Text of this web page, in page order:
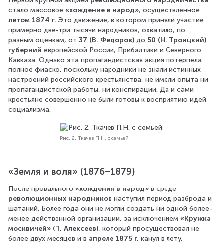
стало массовое «хождение в народ», осуществленное
летом 1874 г. Это движение, в котором приняли участие
примерно две-три тысячи народников, охватило, по
разным оценкам, от 37 (В. Федоров) до 50 (Н. Троицкий)
губерний европейской России, Прибалтики и Северного
Кавказа. Однако эта пропагандистская акция потерпела
полное фиаско, поскольку народники не знали истинных
настроений российского крестьянства, не имели опыта ни
пропагандистской работы, ни конспирации. Да и сами
крестьяне совершенно не были готовы к восприятию идей
социализма.
Рис. 2. Ткачев П.Н. с семьей
«Земля и воля» (1876–1879)
После провального «хождения в народ» в среде
революционных народников наступил период разброда и
шатаний. Более года они не могли создать ни одной более-
менее действенной организации, за исключением «Кружка
москвичей» (П. Алексеев), который просуществовал не
более двух месяцев и в апреле 1875 г. канул в лету.